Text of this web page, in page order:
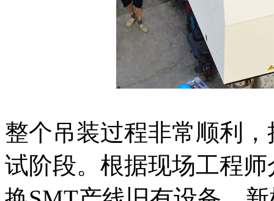
整个吊装过程非常顺利
试阶段。根据现场工程